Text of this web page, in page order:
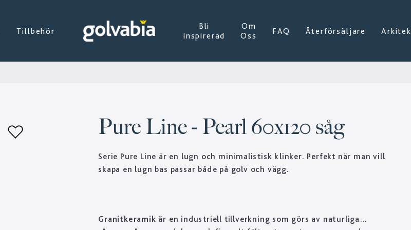
Tillbehör
Bli
inspirerad
Om
Oss
FAQ Återförsäljare
Pure Line - Pearl 60x120 såg
Serie Pure Line är en lugn och minimalistisk klinker. Perfekt när man vill
skapa en lugn bas passar både på golv och vägg.
Granitkeramik är en industriell tillverkning som görs av naturliga